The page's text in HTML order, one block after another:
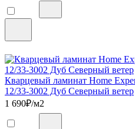
Кварцевый ламинат Home
12/33-3002 Дуб Северный ветер
1 690₽/м2